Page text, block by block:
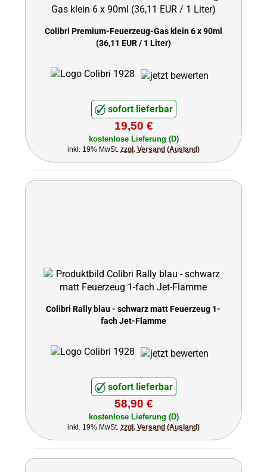
Colibri Premium-Feuerzeug-Gas klein 6 x 90ml
(36,11 EUR / 1 Liter)
sofort lieferbar
19,50 €
kostenlose Lieferung (D)
inkl. 19% MwSt. zzgl. Versand (Ausland)
Colibri Rally blau - schwarz matt Feuerzeug 1-
fach Jet-Flamme
sofort lieferbar
58,90 €
kostenlose Lieferung (D)
inkl. 19% MwSt. zzgl. Versand (Ausland)